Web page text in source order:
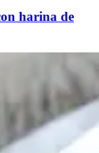
harina de